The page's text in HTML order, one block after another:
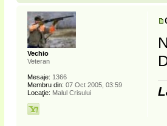
Vechio
Veteran
Mesaje: 1366
Membru din: 07 Oct 2005, 03:59
Locaţie: Malul Crisului